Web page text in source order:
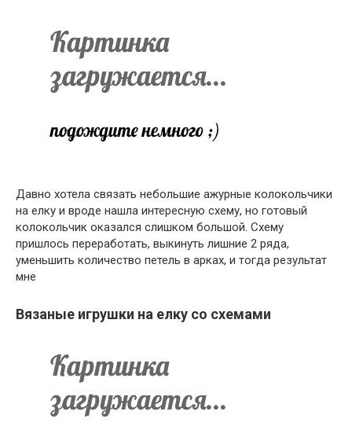
Давно хотела связать небольшие ажурные колокольчики
на елку и вроде нашла интересную схему, но готовый
колокольчик оказался слишком большой. Схему
пришлось переработать, выкинуть лишние 2 ряда,
уменьшить количество петель в арках, и тогда результат
мне
Вязаные игрушки на елку со схемами